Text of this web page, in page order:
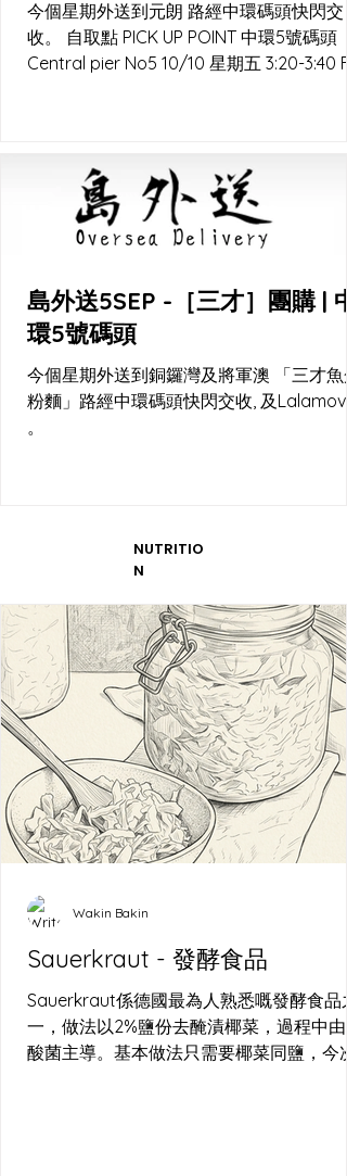
今個星期外送到元朗 路經中環碼頭快閃交
收。 自取點 PICK UP POINT 中環5號碼頭
Central pier No5 10/10 星期五 3:20-3:40
島外送5SEP -［三才］團購 | 中
環5號碼頭
今個星期外送到銅鑼灣及將軍澳 「三才魚
粉麵」路經中環碼頭快閃交收, 及Lalamove
。
NUTRITIO
N
Sauerkraut - 發酵食品
Sauerkraut係德國最為人熟悉嘅發酵食品之
一，做法以2%鹽份去醃漬椰菜，過程中由
酸菌主導。基本做法只需要椰菜同鹽，今次
Wakin Bakin